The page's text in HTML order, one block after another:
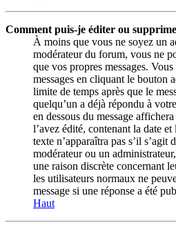
Comment puis-je éditer ou
À moins que vous ne soyez un
modérateur du forum, vous ne
que vos propres messages.
messages en cliquant le bouton
limite de temps après que le
quelqu’un a déjà répondu à
en dessous du message
l’avez édité, contenant la date
texte n’apparaîtra pas s’il s’agit
modérateur ou un
une raison discrète concernant
les utilisateurs normaux ne
message si une réponse a été
Haut